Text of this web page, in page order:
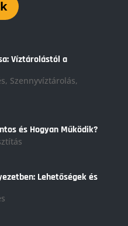
Víztárolástól a
, Szennyvíztárolás,
és Hogyan Működik?
Lehetőségek és